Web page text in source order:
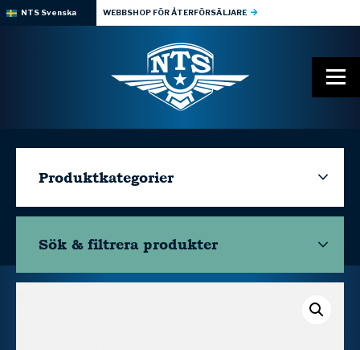
NTS Svenska WEBBSHOP FÖR ÅTERFÖRSÄLJARE
Produktkategorier
Sök & filtrera produkter